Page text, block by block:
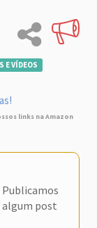
E VÍDEOS
links na Amazon
Publicamos
algum post